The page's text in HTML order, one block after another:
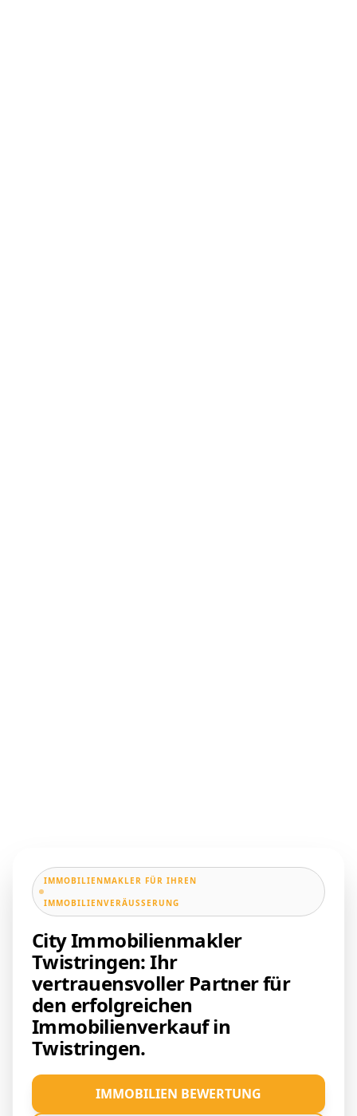
IMMOBILIENMAKLER FÜR IHREN
IMMOBILIENVERÄUSSERUNG
City Immobilienmakler
Twistringen: Ihr
vertrauensvoller Partner für
den erfolgreichen
Immobilienverkauf in
Twistringen.
IMMOBILIEN BEWERTUNG